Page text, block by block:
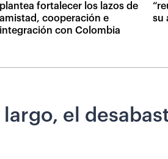
plantea fortalecer los lazos de
amistad, cooperación e
integración con Colombia
su
largo, el